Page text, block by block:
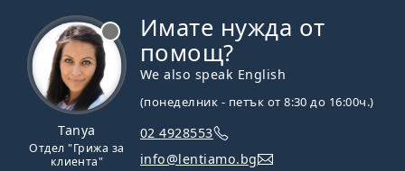
Tanya
Отдел "Грижа за
клиента"
Имате нужда от
помощ?
We also speak English
(понеделник - петък от 8:30 до 16:00ч.)
02 4928553
info@lentiamo.bg